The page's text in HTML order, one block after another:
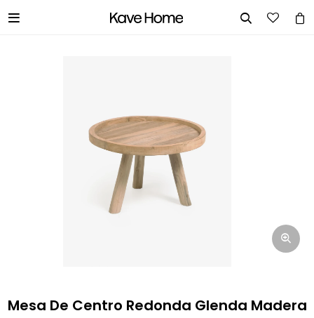
 
Mesa De Centro Redonda Glenda Madera
Correo electrónico